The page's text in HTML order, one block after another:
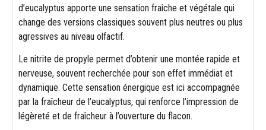
d’eucalyptus apporte une sensation fraîche et végétale qui
change des versions classiques souvent plus neutres ou plus
agressives au niveau olfactif.
Le nitrite de propyle permet d’obtenir une montée rapide et
nerveuse, souvent recherchée pour son effet immédiat et
dynamique. Cette sensation énergique est ici accompagnée
par la fraîcheur de l’eucalyptus, qui renforce l’impression de
légèreté et de fraîcheur à l’ouverture du flacon.